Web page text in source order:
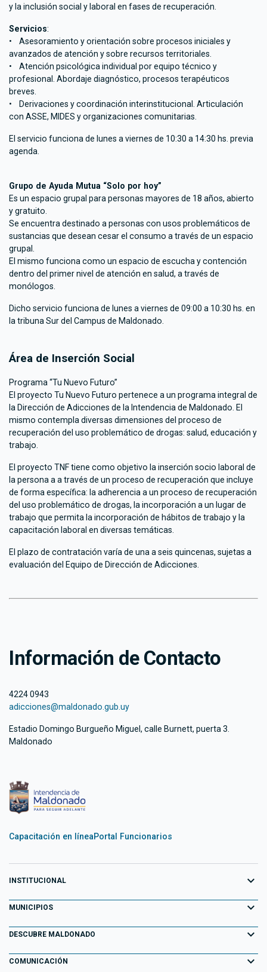
y la inclusión social y laboral en fases de recuperación.
Servicios:
• Asesoramiento y orientación sobre procesos iniciales y
avanzados de atención y sobre recursos territoriales.
• Atención psicológica individual por equipo técnico y
profesional. Abordaje diagnóstico, procesos terapéuticos
breves.
• Derivaciones y coordinación interinstitucional. Articulación
con ASSE, MIDES y organizaciones comunitarias.
El servicio funciona de lunes a viernes de 10:30 a 14:30 hs. previa
agenda.
Grupo de Ayuda Mutua “Solo por hoy”
Es un espacio grupal para personas mayores de 18 años, abierto
y gratuito.
Se encuentra destinado a personas con usos problemáticos de
sustancias que desean cesar el consumo a través de un espacio
grupal.
El mismo funciona como un espacio de escucha y contención
dentro del primer nivel de atención en salud, a través de
monólogos.
Dicho servicio funciona de lunes a viernes de 09:00 a 10:30 hs. en
la tribuna Sur del Campus de Maldonado.
Área de Inserción Social
Programa “Tu Nuevo Futuro”
El proyecto Tu Nuevo Futuro pertenece a un programa integral de
la Dirección de Adicciones de la Intendencia de Maldonado. El
mismo contempla diversas dimensiones del proceso de
recuperación del uso problemático de drogas: salud, educación y
trabajo.
El proyecto TNF tiene como objetivo la inserción socio laboral de
la persona a a través de un proceso de recuperación que incluye
de forma específica: la adherencia a un proceso de recuperación
del uso problemático de drogas, la incorporación a un lugar de
trabajo que permita la incorporación de hábitos de trabajo y la
capacitación laboral en diversas temáticas.
El plazo de contratación varía de una a seis quincenas, sujetas a
evaluación del Equipo de Dirección de Adicciones.
Información de Contacto
4224 0943
adicciones@maldonado.gub.uy
Estadio Domingo Burgueño Miguel, calle Burnett, puerta 3.
Maldonado
Capacitación en líneaPortal Funcionarios
INSTITUCIONAL expand_more
Equipo de Gobierno
Primeros 100 días
MUNICIPIOS expand_more
Aiguá
Garzón
DESCUBRE MALDONADO expand_more
Información para el Turista
COMUNICACIÓN expand_more